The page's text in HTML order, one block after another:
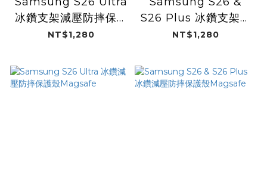
冰鑽支架減壓防摔保護
殼Magsafe
NT$1,280
S26 Plus 冰鑽支架減
壓防摔保護殼
NT$1,280